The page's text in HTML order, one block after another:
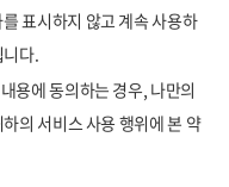
표시하지 않고 계속 사용하
니다.
용에 동의하는 경우, 나만의
의 서비스 사용 행위에 본 약